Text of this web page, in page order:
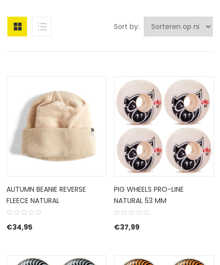
Sort by:
AUTUMN BEANIE REVERSE
FLEECE NATURAL
€34,95
PIG WHEELS PRO-LINE
NATURAL 53 MM
€37,99